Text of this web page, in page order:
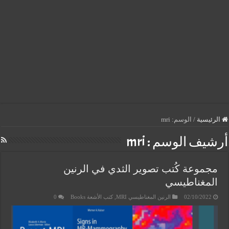
الرئيسية / الوسم: mri
أرشيف الوسم :mri
مجموعة كُتب تصوير الثدي في الرنين
المغناطيسي
02/10/2022 الرنين المغناطيسي MRI كتب الأشعة Books 0